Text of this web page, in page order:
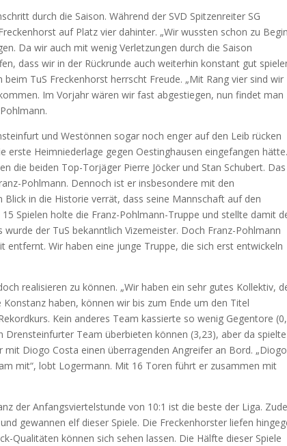
durch die Saison. Während der SVD Spitzenreiter SG
auf Platz vier dahinter. „Wir wussten schon zu
Da wir auch mit wenig Verletzungen durch die Saison
dass wir in der Rückrunde auch weiterhin konstant gut
TuS Freckenhorst herrscht Freude. „Mit Rang vier sind wir
Im Vorjahr wären wir fast abgestiegen, nun findet man
und Westönnen sogar noch enger auf den Leib rücken
erste Heimniederlage gegen Oestinghausen eingefangen hätte.
die beiden Top-Torjäger Pierre Jöcker und Stan Schubert. Das
Pohlmann. Dennoch ist er insbesondere mit den
in die Historie verrät, dass seine Mannschaft auf den
Spielen holte die Franz-Pohlmann-Truppe und stellte damit
der TuS bekanntlich Vizemeister. Doch Franz-Pohlmann
Wir haben eine junge Truppe, die sich erst entwickeln
realisieren zu können. „Wir haben ein sehr gutes Kollektiv,
haben, können wir bis zum Ende um den Titel
Kein anderes Team kassierte so wenig Gegentore
Team überbieten können (3,23), aber da spielte
Diogo Costa einen überragenden Angreifer an Bord. „Diogo
mit“, lobt Logermann. Mit 16 Toren führt er zusammen mit
der Anfangsviertelstunde von 10:1 ist die beste der Liga.
gewannen elf dieser Spiele. Die Freckenhorster liefen
Qualitäten können sich sehen lassen. Die Hälfte dieser Spiele